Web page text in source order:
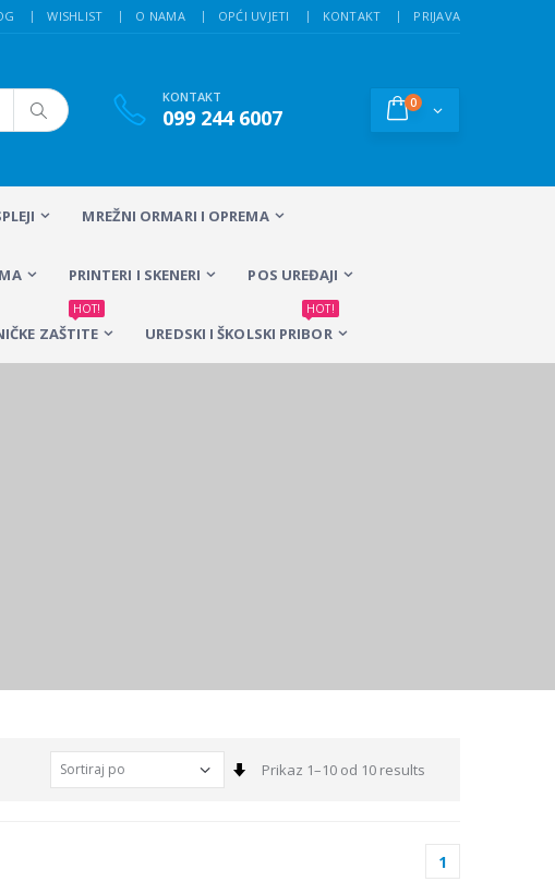
WISHLIST O NAMA OPĆI UVJETI KONTAKT PRIJAVA
KONTAKT
099 244 6007
0
MREŽNI ORMARI I OPREMA
PRINTERI I SKENERI POS UREĐAJI
ZAŠTITE
HOT!
UREDSKI I ŠKOLSKI PRIBOR
HOT!
Sortiraj
Prikaz 1–10 od 10 results
1